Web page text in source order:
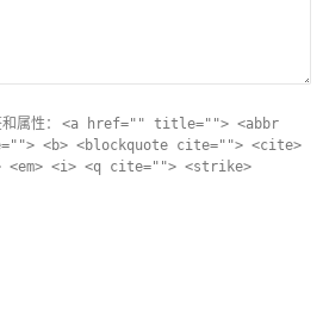
属性： <a href="" title=""> <abbr
<b> <blockquote cite=""> <cite>
<em> <i> <q cite=""> <strike>